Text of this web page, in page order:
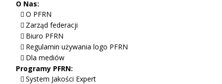
O Nas:
O PFRN
Zarząd federacji
Biuro PFRN
Regulamin używania logo PFRN
Dla mediów
Programy PFRN:
System Jakości Expert